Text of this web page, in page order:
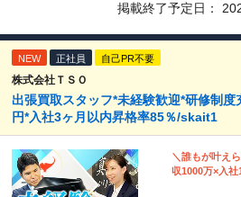
掲載終了予定日：
NEW 正社員 自己PR不要
株式会社ＴＳＯ
出張買取スタッフ*未経験歓迎*研修制
円*入社3ヶ月以内昇格率85％/skait1
＼誰もが叶え
収1000万×入社